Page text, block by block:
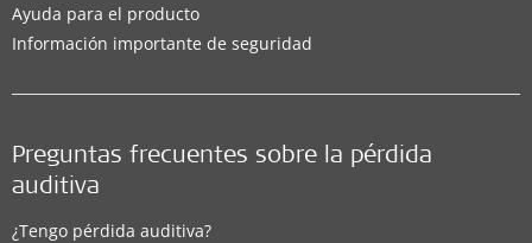
Ayuda para el producto
Información importante de seguridad
Preguntas frecuentes sobre la pérdida
auditiva
¿Tengo pérdida auditiva?